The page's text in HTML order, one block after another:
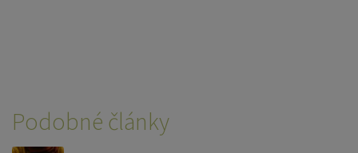
Podobné články